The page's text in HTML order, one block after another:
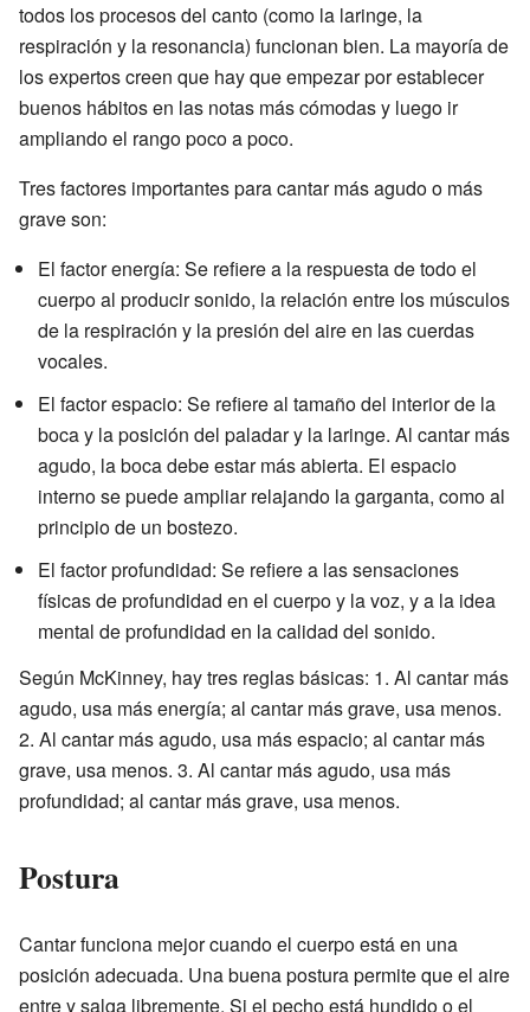
todos los procesos del canto (como la laringe, la
respiración y la resonancia) funcionan bien. La mayoría de
los expertos creen que hay que empezar por establecer
buenos hábitos en las notas más cómodas y luego ir
ampliando el rango poco a poco.
Tres factores importantes para cantar más agudo o más
grave son:
El factor energía: Se refiere a la respuesta de todo el
cuerpo al producir sonido, la relación entre los músculos
de la respiración y la presión del aire en las cuerdas
vocales.
El factor espacio: Se refiere al tamaño del interior de la
boca y la posición del paladar y la laringe. Al cantar más
agudo, la boca debe estar más abierta. El espacio
interno se puede ampliar relajando la garganta, como al
principio de un bostezo.
El factor profundidad: Se refiere a las sensaciones
físicas de profundidad en el cuerpo y la voz, y a la idea
mental de profundidad en la calidad del sonido.
Según McKinney, hay tres reglas básicas: 1. Al cantar más
agudo, usa más energía; al cantar más grave, usa menos.
2. Al cantar más agudo, usa más espacio; al cantar más
grave, usa menos. 3. Al cantar más agudo, usa más
profundidad; al cantar más grave, usa menos.
Postura
Cantar funciona mejor cuando el cuerpo está en una
posición adecuada. Una buena postura permite que el aire
entre y salga libremente. Si el pecho está hundido o el